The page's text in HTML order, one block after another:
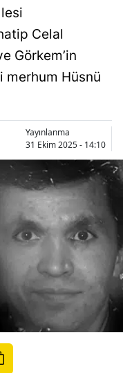
Celal
Görkem’in
merhum Hüsnü
Yayınlanma
31 Ekim 2025 - 14:10